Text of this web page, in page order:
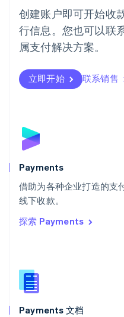
创建账户即可开始收
行信息。您也可以联
属支付解决方案。
立即开始 联系销售
Payments
借助为各种企业打造的支
线下收款。
探索 Payments
Payments 文档
葡萄牙
Português English
日本
日本語English
瑞典
瑞士
DeutschFrançais
English
斯洛文尼亚
泰国
ไทยEnglish
希腊
English
西班牙
新西兰
English
匈牙利
English